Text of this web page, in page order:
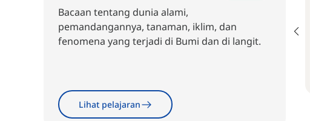
Bacaan tentang dunia alami,
pemandangannya, tanaman, iklim, dan
fenomena yang terjadi di Bumi dan di langit.
Lihat pelajaran